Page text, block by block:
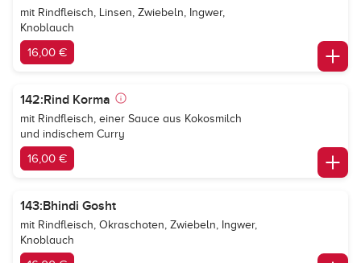
mit Rindfleisch, Linsen, Zwiebeln, Ingwer,
Knoblauch
16,00 €
142:Rind Korma
mit Rindfleisch, einer Sauce aus Kokosmilch
und indischem Curry
16,00 €
143:Bhindi Gosht
mit Rindfleisch, Okraschoten, Zwiebeln, Ingwer,
Knoblauch